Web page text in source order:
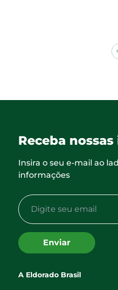
Receba
Insira o seu e-mail ao
informações
Enviar
A Eldorado Brasil